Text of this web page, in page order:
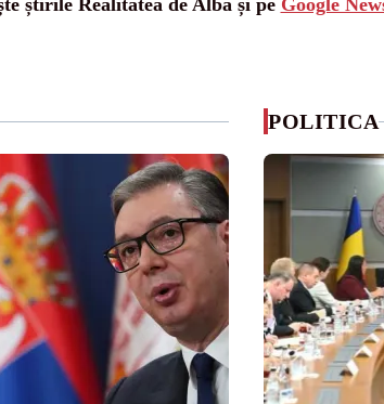
știrile Realitatea de Alba și pe Google
POLITICA